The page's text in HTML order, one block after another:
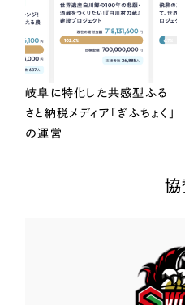
岐阜に特化した共感型ふる
さと納税メディア「ぎふちょく」
の運営
協